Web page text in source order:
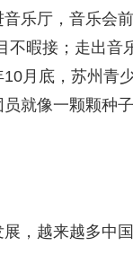
乐厅，音乐会
不暇接；走出
月底，苏州青
就像一颗颗种
，越来越多中